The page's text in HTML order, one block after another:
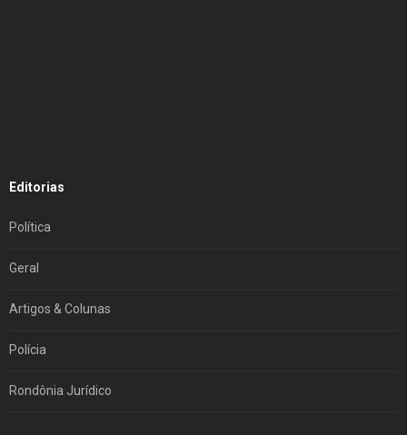
Editorias
Política
Geral
Artigos & Colunas
Polícia
Rondônia Jurídico